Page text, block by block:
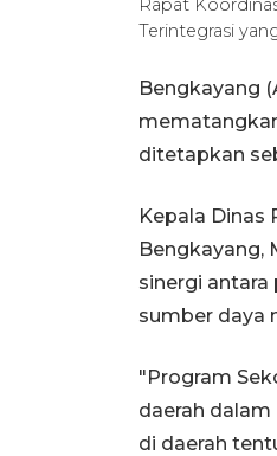
Rapat
Terintegrasi
Bengkayang
ditetapkan
Kepala Dinas
Bengkayang,
sinergi
sumber daya
"Program
daerah
di daerah